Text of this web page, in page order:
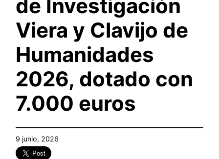
de Investigación
Viera y Clavijo de
Humanidades
2026, dotado con
7.000 euros
9 junio, 2026